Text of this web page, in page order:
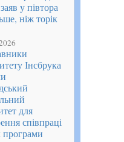
у півтора
ніж торік
Інсбрука
для
співпраці